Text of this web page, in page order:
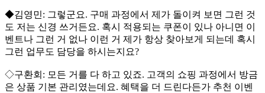
◆김영민: 그렇군요. 구매 과정에서 제가 돌이켜 보면 그런 것
도 저는 신경 쓰거든요. 혹시 적용되는 쿠폰이 있나 아니면 이
벤트나 그런 거 없나 이런 거 제가 항상 찾아보게 되는데 혹시
그런 업무도 담당을 하시는지요?
◇구환회: 모든 거를 다 하고 있죠. 고객의 쇼핑 과정에서 방금
은 상품 기본 관리였는데요. 혜택을 더 드린다든가 추천 이벤